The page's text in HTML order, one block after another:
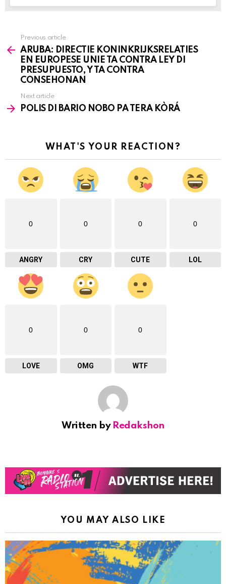
more
Previous article
ARUBA: DIRECTIE KONINKRIJKSRELATIES
EN EUROPESE UNIE TA CONTRA LEY DI
PRESUPUESTO, Y TA CONTRA
CONSEHONAN
Next article
POLIS DI BARIO NOBO PA TERA KÒRÁ
WHAT'S YOUR REACTION?
0
ANGRY
0
CRY
0
CUTE
0
LOL
0
LOVE
0
OMG
0
WTF
Written by Redakshon
YOU MAY ALSO LIKE